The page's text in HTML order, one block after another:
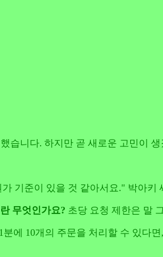
습니다. 하지만 곧 새로운 고민이 생
기준이 있을 것 같아서요." 박아키
무엇인가요? 초당 요청 제한은 말
에 10개의 주문을 처리할 수 있다